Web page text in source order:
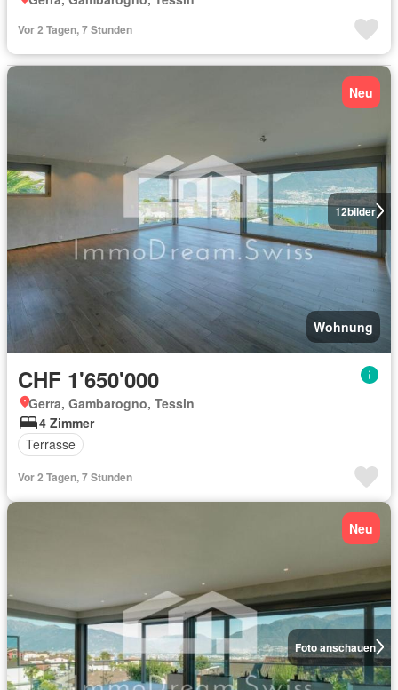
Vor 2 Tagen, 7 Stunden
12bilder
Neu
Wohnung
CHF 1'650'000
Gerra, Gambarogno, Tessin
4 Zimmer
Terrasse
Vor 2 Tagen, 7 Stunden
Foto anschauen
Neu